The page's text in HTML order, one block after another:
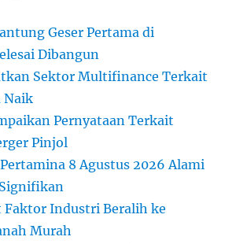
Geser Pertama di
Dibangun
Sektor Multifinance Terkait
Naik
Pernyataan Terkait
Pinjol
8 Agustus 2026 Alami
Faktor Industri Beralih ke
Murah